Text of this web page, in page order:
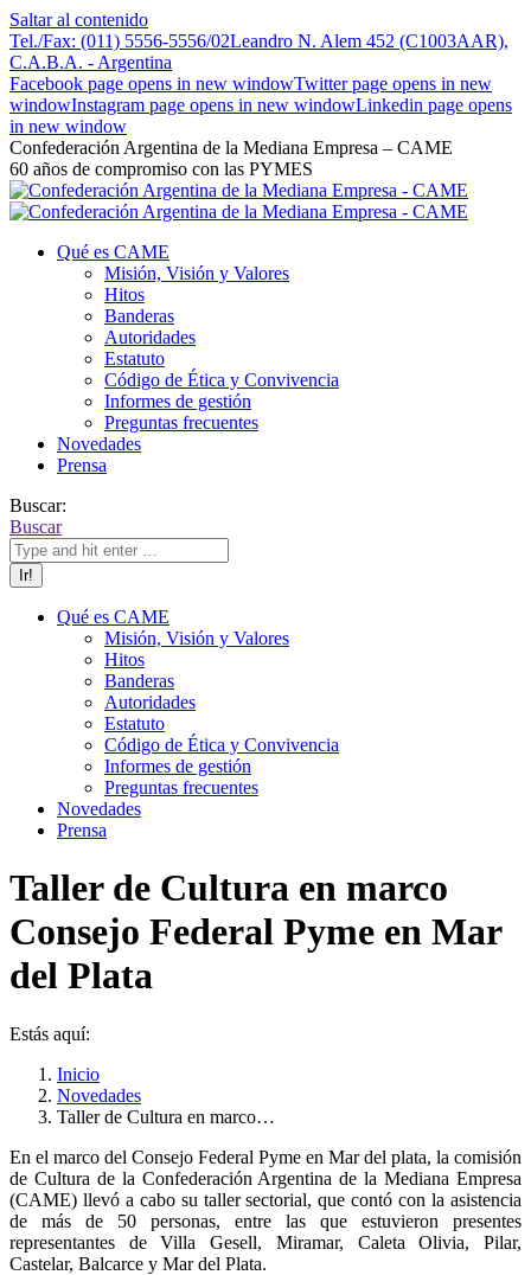
Saltar al contenido
Tel./Fax: (011) 5556-5556/02Leandro N. Alem 452 (C1003AAR),
C.A.B.A. - Argentina
Facebook page opens in new windowTwitter page opens in new
windowInstagram page opens in new windowLinkedin page opens
in new window
Confederación Argentina de la Mediana Empresa – CAME
60 años de compromiso con las PYMES
Qué es CAME
Misión, Visión y Valores
Hitos
Banderas
Autoridades
Estatuto
Código de Ética y Convivencia
Informes de gestión
Preguntas frecuentes
Novedades
Prensa
Buscar:
Buscar
Qué es CAME
Misión, Visión y Valores
Hitos
Banderas
Autoridades
Estatuto
Código de Ética y Convivencia
Informes de gestión
Preguntas frecuentes
Novedades
Prensa
Taller de Cultura en marco
Consejo Federal Pyme en Mar
del Plata
Estás aquí:
Inicio
Novedades
Taller de Cultura en marco…
En el marco del Consejo Federal Pyme en Mar del plata, la comisión
de Cultura de la Confederación Argentina de la Mediana Empresa
(CAME) llevó a cabo su taller sectorial, que contó con la asistencia
de más de 50 personas, entre las que estuvieron presentes
representantes de Villa Gesell, Miramar, Caleta Olivia, Pilar,
Castelar, Balcarce y Mar del Plata.